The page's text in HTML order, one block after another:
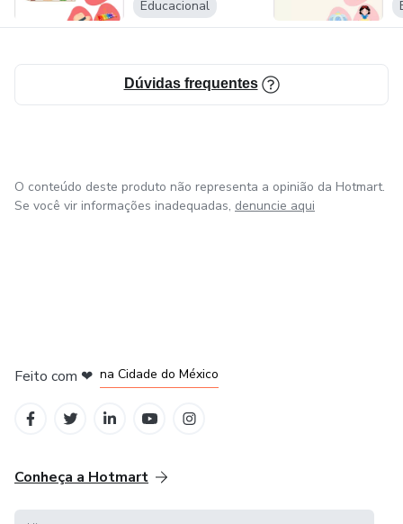
Educacional
Dúvidas frequentes
O conteúdo deste produto não representa a opinião da Hotmart.
Se você vir informações inadequadas, denuncie aqui
Feito com ❤ na Cidade do México
Conheça a Hotmart